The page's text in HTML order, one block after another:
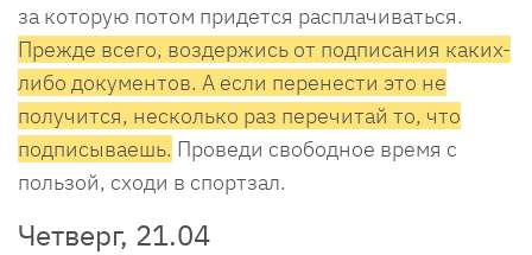
за которую потом придется расплачиваться.
Прежде всего, воздержись от подписания каких-
либо документов. А если перенести это не
получится, несколько раз перечитай то, что
подписываешь. Проведи свободное время с
пользой, сходи в спортзал.
Четверг, 21.04